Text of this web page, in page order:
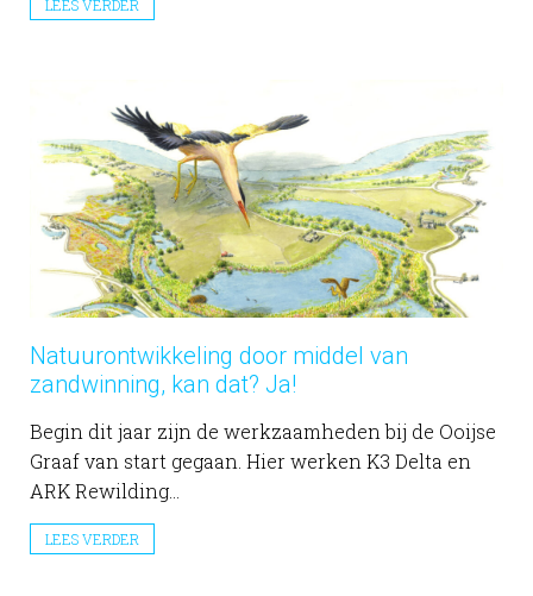
LEES VERDER
Natuurontwikkeling door middel van
zandwinning, kan dat? Ja!
Begin dit jaar zijn de werkzaamheden bij de Ooijse
Graaf van start gegaan. Hier werken K3 Delta en
ARK Rewilding...
LEES VERDER